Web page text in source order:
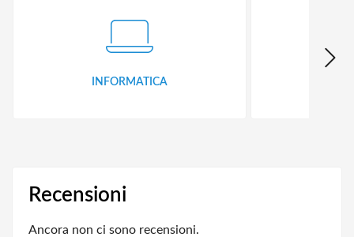
INFORMATICA
Recensioni
Ancora non ci sono recensioni.